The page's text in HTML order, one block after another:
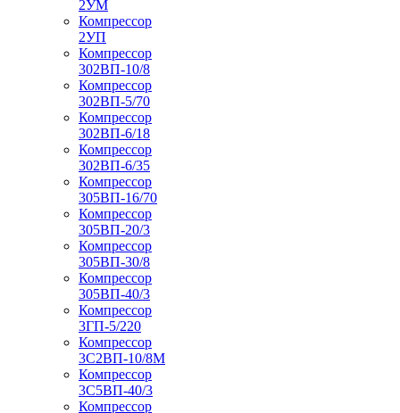
2УМ
Компрессор
2УП
Компрессор
302ВП-10/8
Компрессор
302ВП-5/70
Компрессор
302ВП-6/18
Компрессор
302ВП-6/35
Компрессор
305ВП-16/70
Компрессор
305ВП-20/3
Компрессор
305ВП-30/8
Компрессор
305ВП-40/3
Компрессор
3ГП-5/220
Компрессор
3С2ВП-10/8М
Компрессор
3С5ВП-40/3
Компрессор